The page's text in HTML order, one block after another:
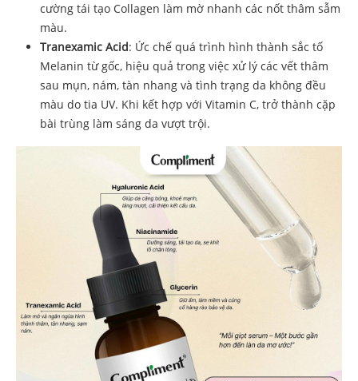
cường tái tạo Collagen làm mờ nhanh các nốt thâm sẫm
màu.
Tranexamic Acid: Ức chế quá trình hình thành sắc tố
Melanin từ gốc, hiệu quả trong việc xử lý các vết thâm
sau mụn, nám, tàn nhang và tình trạng da không đều
màu do tia UV. Khi kết hợp với Vitamin C, trở thành cặp
bài trùng làm sáng da vượt trội.